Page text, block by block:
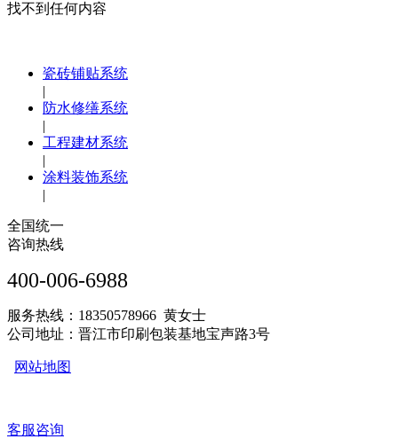
找不到任何内容
瓷砖铺贴系统
|
防水修缮系统
|
工程建材系统
|
涂料装饰系统
|
全国统一
咨询热线
400-006-6988
服务热线：18350578966 黄女士
公司地址：晋江市印刷包装基地宝声路3号
网站地图
客服咨询